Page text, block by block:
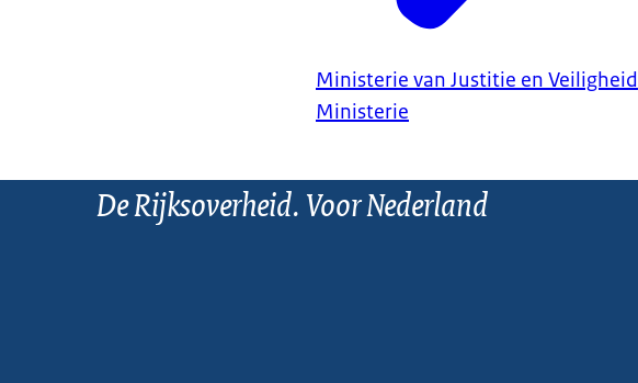
Ministerie van Justitie en Veiligheid
Ministerie
De Rijksoverheid. Voor Nederland